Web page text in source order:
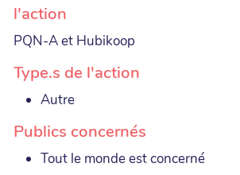
l'action
PQN-A et Hubikoop
Type.s de l'action
Autre
Publics concernés
Tout le monde est concerné